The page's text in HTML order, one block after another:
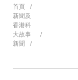
導
航
首頁
新聞及
香港科
大故事
新聞